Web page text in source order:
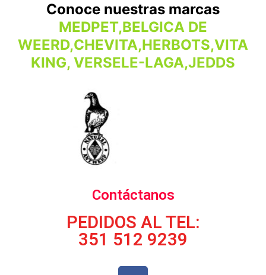
Conoce nuestras marcas
MEDPET,BELGICA DE
WEERD,CHEVITA,HERBOTS,VITA
KING, VERSELE-LAGA,JEDDS
Contáctanos
PEDIDOS AL TEL:
351 512 9239